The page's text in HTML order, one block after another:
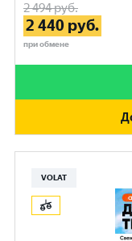
2 494руб.
2 440 руб.
при обмене
VOLAT